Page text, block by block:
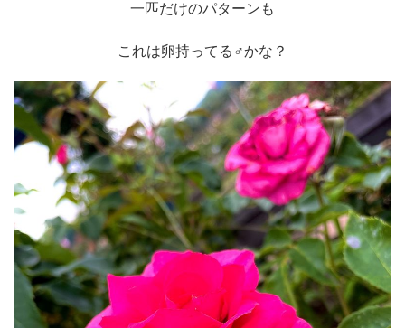
一匹だけのパターンも
これは卵持ってる♂かな？